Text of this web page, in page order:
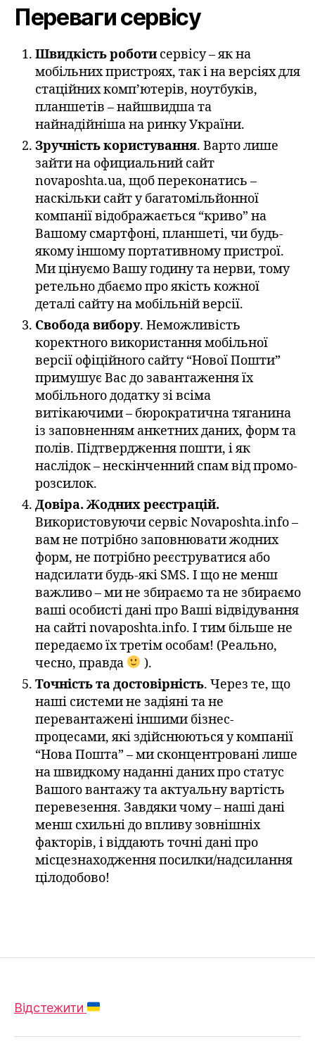
Переваги сервісу
Швидкість роботисервісу – як на
мобільних пристроях, так і на версіях для
стаційних комп’ютерів, ноутбуків,
планшетів – найшвидша та
найнадійніша на ринку України.
Зручність користування. Варто лише
зайти на официальний сайт
novaposhta.ua, щоб переконатись –
наскільки сайт у багатомільйонної
компанії відображається “криво” на
Вашому смартфоні, планшеті, чи будь-
якому іншому портативному пристрої.
Ми цінуємо Вашу годину та нерви, тому
ретельно дбаємо про якість кожної
деталі сайту на мобільній версії.
Свобода вибору. Неможливість
коректного використання мобільної
версії офіційного сайту “Нової Пошти”
примушує Вас до завантаження їх
мобільного додатку зі всіма
витікаючими – бюрократична тяганина
із заповненням анкетних даних, форм та
полів. Підтвердження пошти, і як
наслідок – нескінченний спам від промо-
розсилок.
Довіра. Жодних реєстрацій.
Використовуючи сервіс Novaposhta.info –
вам не потрібно заповнювати жодних
форм, не потрібно реєструватися або
надсилати будь-які SMS. І що не менш
важливо – ми не збираємо та не збираємо
ваші особисті дані про Ваші відвідування
на сайті novaposhta.info. І тим більше не
передаємо їх третім особам! (Реально,
чесно, правда
).
Точність та достовірність. Через те, що
наші системи не задіяні та не
перевантажені іншими бізнес-
процесами, які здійснюються у компанії
“Нова Пошта” – ми сконцентровані лише
на швидкому наданні даних про статус
Вашого вантажу та актуальну вартість
перевезення. Завдяки чому – наші дані
менш схильні до впливу зовнішніх
факторів, і віддають точні дані про
місцезнаходження посилки/надсилання
цілодобово!
Відстежити